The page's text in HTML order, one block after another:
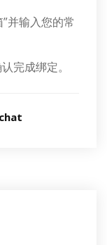
并输入您的常
完成绑定。